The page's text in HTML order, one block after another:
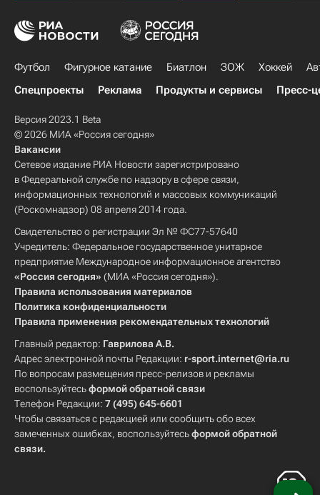
Футбол Фигурное катание Биатлон ЗОЖ Хоккей
Спецпроекты
Реклама Продукты и сервисы Пресс-
Версия 2023.1 Beta
© 2026 МИА «Россия сегодня»
Вакансии
Сетевое издание РИА Новости зарегистрировано
в Федеральной службе по надзору в сфере связи,
информационных технологий и массовых коммуникаций
(Роскомнадзор) 08 апреля 2014 года.
Свидетельство о регистрации Эл № ФС77-57640
Учредитель: Федеральное государственное унитарное
предприятие Международное информационное агентство
«Россия сегодня» (МИА «Россия сегодня»).
Правила использования материалов
Политика конфиденциальности
Правила применения рекомендательных технологий
Главный редактор: Гаврилова А.В.
Адрес электронной почты Редакции: r-sport.internet@ria.ru
По вопросам размещения пресс-релизов и рекламы
воспользуйтесьформой обратной связи
Телефон Редакции: 7 (495) 645-6601
Чтобы связаться с редакцией или сообщить обо всех
замеченных ошибках, воспользуйтесьформой обратной
связи.